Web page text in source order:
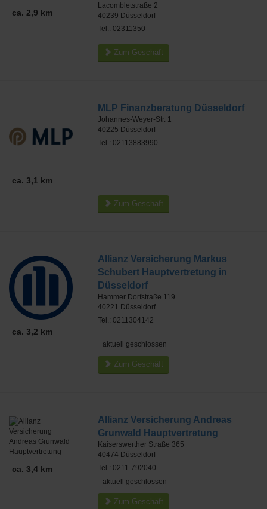
ca. 2,9 km
Lacombletstraße 2
40239 Düsseldorf
Tel.: 02311350
Zum Geschäft
ca. 3,1 km
MLP Finanzberatung Düsseldorf
Johannes-Weyer-Str. 1
40225 Düsseldorf
Tel.: 02113883990
Zum Geschäft
ca. 3,2 km
Allianz Versicherung Markus
Schubert Hauptvertretung in
Düsseldorf
Hammer Dorfstraße 119
40221 Düsseldorf
Tel.: 0211304142
aktuell geschlossen
Zum Geschäft
ca. 3,4 km
Allianz Versicherung Andreas
Grunwald Hauptvertretung
Kaiserswerther Straße 365
40474 Düsseldorf
Tel.: 0211-792040
aktuell geschlossen
Zum Geschäft